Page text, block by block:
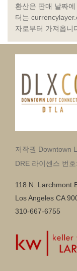
환산은 판매 날짜
터는
자로부터 가져옵니
저작권 Downtown
DRE 라이센스 번
118 N. Larchmont
Los Angeles CA
310-667-6755